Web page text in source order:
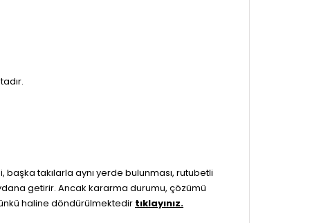
takılarla aynı yerde bulunması, rutubetli
getirir. Ancak kararma durumu, çözümü
haline döndürülmektedir tıklayınız.